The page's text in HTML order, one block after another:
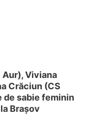
Aur), Viviana
Crăciun (CS
de sabie feminin
Brașov